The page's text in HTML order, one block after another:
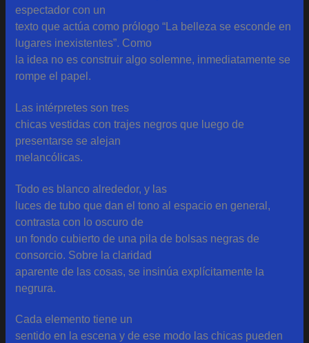
espectador con un
texto que actúa como prólogo “La belleza se esconde en
lugares inexistentes”. Como
la idea no es construir algo solemne, inmediatamente se
rompe el papel.
Las intérpretes son tres
chicas vestidas con trajes negros que luego de
presentarse se alejan
melancólicas.
Todo es blanco alrededor, y las
luces de tubo que dan el tono al espacio en general,
contrasta con lo oscuro de
un fondo cubierto de una pila de bolsas negras de
consorcio. Sobre la claridad
aparente de las cosas, se insinúa explícitamente la
negrura.
Cada elemento tiene un
sentido en la escena y de ese modo las chicas pueden